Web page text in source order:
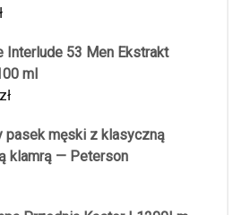
Interlude 53 Men Ekstrakt
ml
zł
pasek męski z klasyczną
klamrą — Peterson